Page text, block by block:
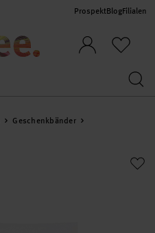
ProspektBlogFilialen
Geschenkbänder